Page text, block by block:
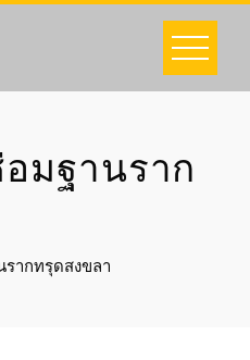
มฐานราก
ากทรุดสงขลา